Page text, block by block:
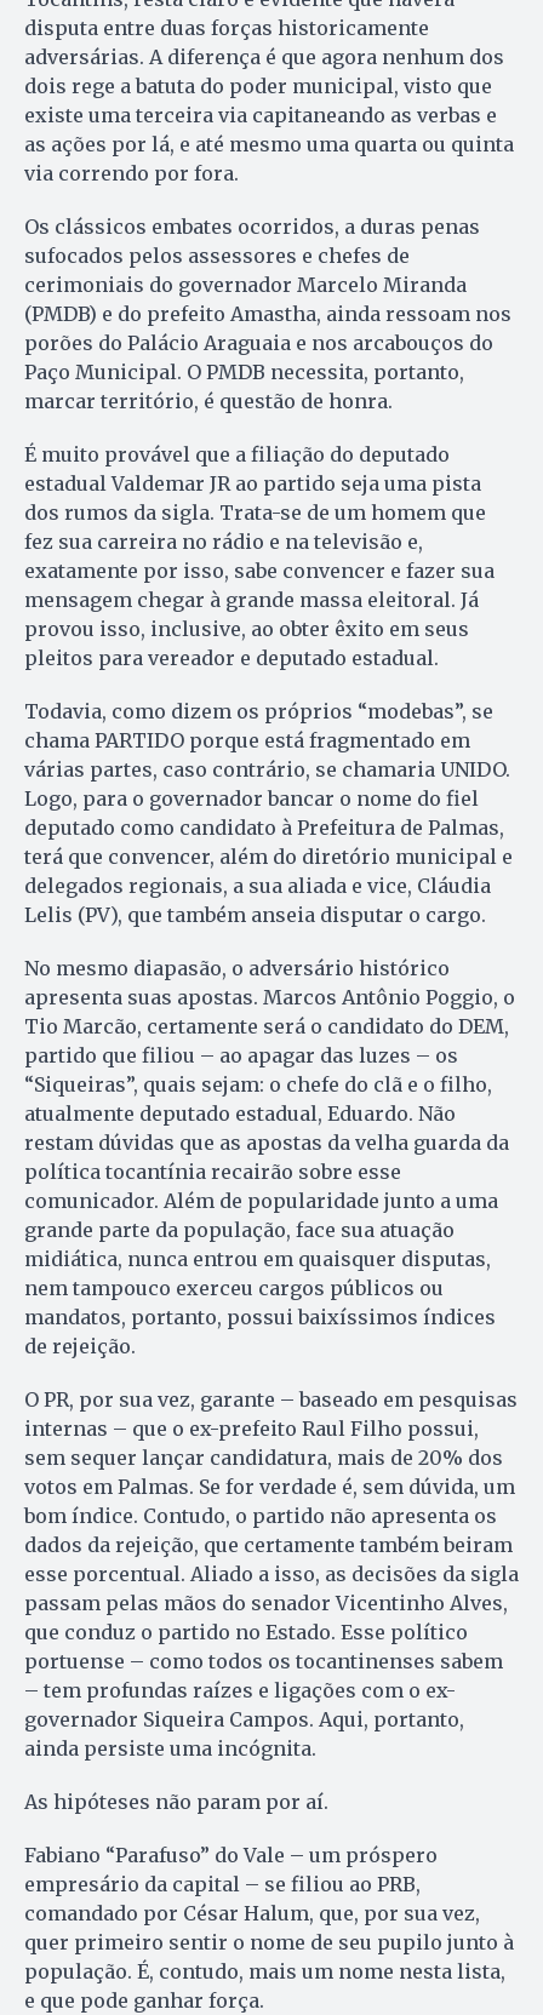
disputa entre duas forças historicamente
adversárias. A diferença é que agora nenhum dos
dois rege a batuta do poder municipal, visto que
existe uma terceira via capitaneando as verbas e
as ações por lá, e até mesmo uma quarta ou quinta
via correndo por fora.
Os clássicos embates ocorridos, a duras penas
sufocados pelos assessores e chefes de
cerimoniais do governador Marcelo Miranda
(PMDB) e do prefeito Amastha, ainda ressoam nos
porões do Palácio Araguaia e nos arcabouços do
Paço Municipal. O PMDB necessita, portanto,
marcar território, é questão de honra.
É muito provável que a filiação do deputado
estadual Valdemar JR ao partido seja uma pista
dos rumos da sigla. Trata-se de um homem que
fez sua carreira no rádio e na televisão e,
exatamente por isso, sabe convencer e fazer sua
mensagem chegar à grande massa eleitoral. Já
provou isso, inclusive, ao obter êxito em seus
pleitos para vereador e deputado estadual.
Todavia, como dizem os próprios “modebas”, se
chama PARTIDO porque está fragmentado em
várias partes, caso contrário, se chamaria UNIDO.
Logo, para o governador bancar o nome do fiel
deputado como candidato à Prefeitura de Palmas,
terá que convencer, além do diretório municipal e
delegados regionais, a sua aliada e vice, Cláudia
Lelis (PV), que também anseia disputar o cargo.
No mesmo diapasão, o adversário histórico
apresenta suas apostas. Marcos Antônio Poggio, o
Tio Marcão, certamente será o candidato do DEM,
partido que filiou – ao apagar das luzes – os
“Siqueiras”, quais sejam: o chefe do clã e o filho,
atualmente deputado estadual, Eduardo. Não
restam dúvidas que as apostas da velha guarda da
política tocantínia recairão sobre esse
comunicador. Além de popularidade junto a uma
grande parte da população, face sua atuação
midiática, nunca entrou em quaisquer disputas,
nem tampouco exerceu cargos públicos ou
mandatos, portanto, possui baixíssimos índices
de rejeição.
O PR, por sua vez, garante – baseado em pesquisas
internas – que o ex-prefeito Raul Filho possui,
sem sequer lançar candidatura, mais de 20% dos
votos em Palmas. Se for verdade é, sem dúvida, um
bom índice. Contudo, o partido não apresenta os
dados da rejeição, que certamente também beiram
esse porcentual. Aliado a isso, as decisões da sigla
passam pelas mãos do senador Vicentinho Alves,
que conduz o partido no Estado. Esse político
portuense – como todos os tocantinenses sabem
– tem profundas raízes e ligações com o ex-
governador Siqueira Campos. Aqui, portanto,
ainda persiste uma incógnita.
As hipóteses não param por aí.
Fabiano “Parafuso” do Vale – um próspero
empresário da capital – se filiou ao PRB,
comandado por César Halum, que, por sua vez,
quer primeiro sentir o nome de seu pupilo junto à
população. É, contudo, mais um nome nesta lista,
e que pode ganhar força.